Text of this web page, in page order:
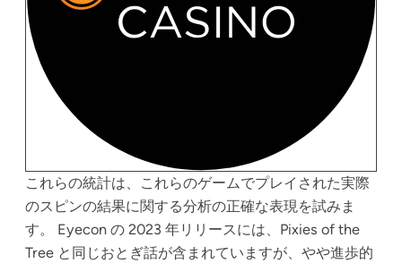
これらの統計は、これらのゲームでプレイされた実際
のスピンの結果に関する分析の正確な表現を試みま
す。 Eyecon の 2023 年リリースには、Pixies of the
Tree と同じおとぎ話が含まれていますが、やや進歩的